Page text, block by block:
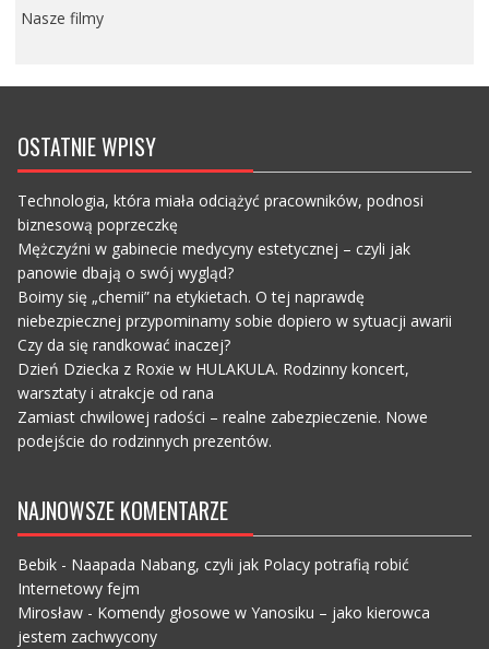
Nasze filmy
OSTATNIE WPISY
Technologia, która miała odciążyć pracowników, podnosi
biznesową poprzeczkę
Mężczyźni w gabinecie medycyny estetycznej – czyli jak
panowie dbają o swój wygląd?
Boimy się „chemii” na etykietach. O tej naprawdę
niebezpiecznej przypominamy sobie dopiero w sytuacji awarii
Czy da się randkować inaczej?
Dzień Dziecka z Roxie w HULAKULA. Rodzinny koncert,
warsztaty i atrakcje od rana
Zamiast chwilowej radości – realne zabezpieczenie. Nowe
podejście do rodzinnych prezentów.
NAJNOWSZE KOMENTARZE
Bebik- Naapada Nabang, czyli jak Polacy potrafią robić
Internetowy fejm
Mirosław- Komendy głosowe w Yanosiku – jako kierowca
jestem zachwycony